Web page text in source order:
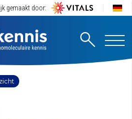
gemaakt door: